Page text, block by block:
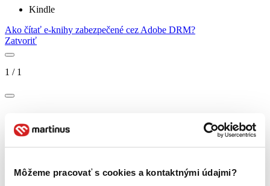
Môžeme pracovať s cookies a kontaktnými údajmi?
Kindle
Ako čítať e-knihy zabezpečené cez Adobe DRM?
Zatvoriť
1 / 1